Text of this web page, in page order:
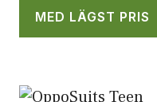
MED LÄGST PRIS